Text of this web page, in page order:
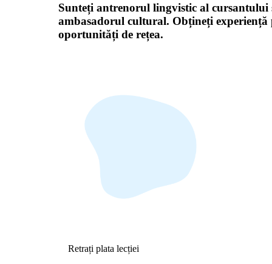
Sunteți antrenorul lingvistic al cursantului
ambasadorul cultural. Obțineți experiență
oportunități de rețea.
Retrați plata lecției